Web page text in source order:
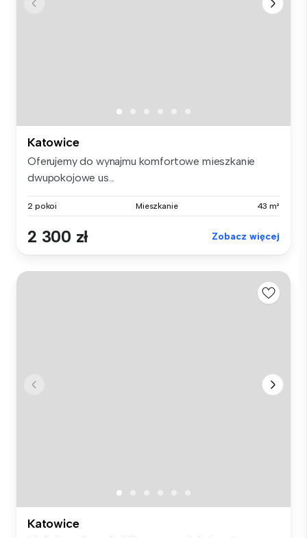
Katowice
Oferujemy do wynajmu komfortowe mieszkanie
dwupokojowe us...
2 pokoi Mieszkanie 43 m²
2 300 zł Zobacz więcej
Katowice